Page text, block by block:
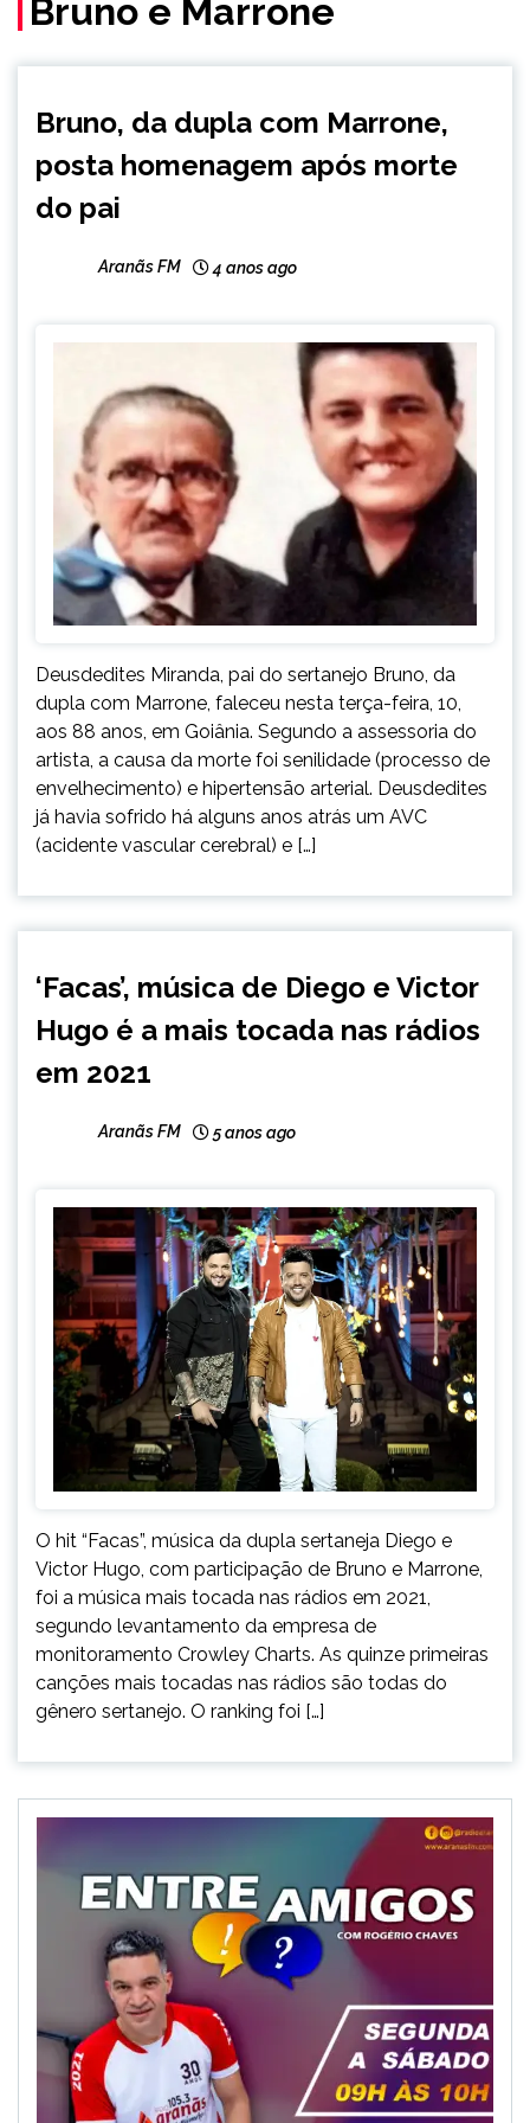
Bruno e Marrone
Bruno, da dupla com Marrone,
posta homenagem após morte
do pai
Aranãs FM 4 anos ago
Deusdedites Miranda, pai do sertanejo Bruno, da
dupla com Marrone, faleceu nesta terça-feira, 10,
aos 88 anos, em Goiânia. Segundo a assessoria do
artista, a causa da morte foi senilidade (processo de
envelhecimento) e hipertensão arterial. Deusdedites
já havia sofrido há alguns anos atrás um AVC
(acidente vascular cerebral) e […]
‘Facas’, música de Diego e Victor
Hugo é a mais tocada nas rádios
em 2021
Aranãs FM 5 anos ago
O hit “Facas”, música da dupla sertaneja Diego e
Victor Hugo, com participação de Bruno e Marrone,
foi a música mais tocada nas rádios em 2021,
segundo levantamento da empresa de
monitoramento Crowley Charts. As quinze primeiras
canções mais tocadas nas rádios são todas do
gênero sertanejo. O ranking foi […]